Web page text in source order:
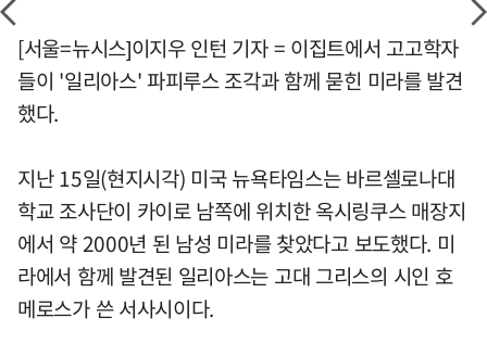
[서울=뉴시스]이지우 인턴 기자 = 이집트에서 고고학자
들이 '일리아스' 파피루스 조각과 함께 묻힌 미라를 발견
했다.
지난 15일(현지시각) 미국 뉴욕타임스는 바르셀로나대
학교 조사단이 카이로 남쪽에 위치한 옥시링쿠스 매장지
에서 약 2000년 된 남성 미라를 찾았다고 보도했다. 미
라에서 함께 발견된 일리아스는 고대 그리스의 시인 호
메로스가 쓴 서사시이다.